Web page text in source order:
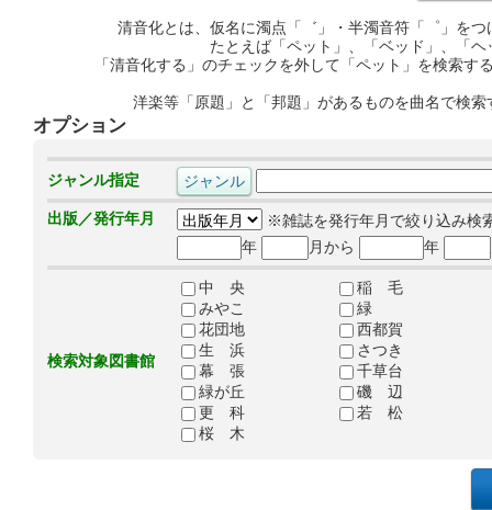
清音化とは、仮名に濁点「゛」・半濁音符「゜」を
たとえば「ペット」、「ベッド」、「
「清音化する」のチェックを外して「ペット」を検索
洋楽等「原題」と「邦題」があるものを曲名で検
オプション
ジャンル指定
出版／発行年月
※雑誌を発行年月で絞り込み検
年
月から 年
検索対象図書館
中 央
稲 毛
みやこ
緑
花団地
西都賀
生 浜
さつき
幕 張
千草台
緑が丘
磯 辺
更 科
若 松
桜 木